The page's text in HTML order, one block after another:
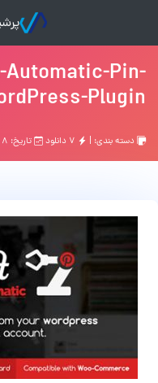
Pin-
Plugin
دسته بندی: | تاریخ: ۸ سال قبل